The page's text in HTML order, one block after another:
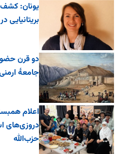
یونان:
بریتانیایی
دو قرن
جامعۀ
اعلام
دروزی‌های
حزب‌الله